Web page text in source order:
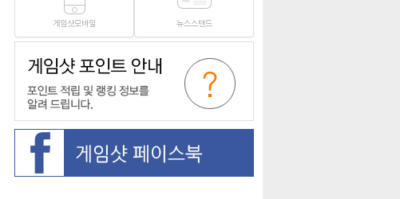
게임샷모바일 뉴스스탠드